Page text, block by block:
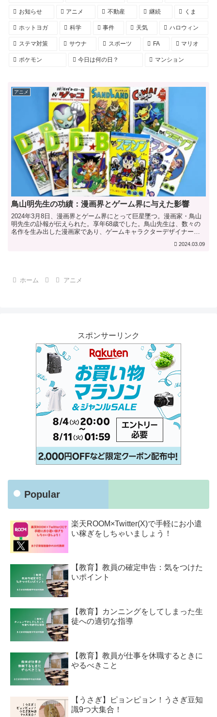
お知らせ アニメ 不動産 継続 くま
ホットヨガ 科学 事件 天気 ハロウィン
ステマ対策 サウナ スポーツ FA マリオ
ポケモン 今日は何の日？ マンション
アニメ
鳥山明先生の功績：漫画界とゲーム界に与えた影響
2024年3月8日、漫画界とゲーム界にとって巨星墜つ。漫画家・鳥山
明先生の訃報が伝えられた。享年68歳でした。鳥山先生は、数々の
名作を生み出した漫画家であり、ゲームキャラクターデザイナーと
2024.03.09
ホーム アニメ
スポンサーリンク
Popular
楽天ROOM×Twitter(X)で手軽にお小遣
い稼ぎをしちゃいましょう！
【教育】教員の確定申告：気をつけた
いポイント
【教育】カンニングをしてしまった生
徒への適切な指導
【教育】教員が仕事を休職するときに
やるべきこと
【うさぎ】ピョンピョン！うさぎ豆知
識9つ大集合！